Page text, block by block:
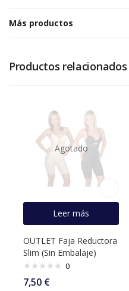
Más productos
Productos relacionados
Agotado
Leer más
OUTLET Faja Reductora
Slim (Sin Embalaje)
0
7,50 €